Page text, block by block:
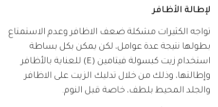
لإطالة الأظافر
تواجه الكثيرات مشكلة ضعف الاظافر وعدم الاستمتاع
بطولها نتيجة عدة عوامل، لكن يمكن بكل بساطة
استخدام زيت كبسولة فيتامين (E) للعناية بالأظافر
وإطالتها، وذلك من خلال تدليك الزيت على الاظافر
والجلد المحيط بلطف، خاصة قبل النوم.